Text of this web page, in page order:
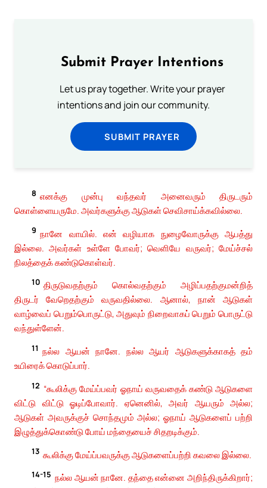
Submit Prayer Intentions
Let us pray together. Write your prayer
intentions and join our community.
SUBMIT PRAYER
8 எனக்கு முன்பு வந்தவர் அனைவரும் திருடரும்
கொள்ளையருமே. அவர்களுக்கு ஆடுகள் செவிசாய்க்கவில்லை.
9 நானே வாயில். என் வழியாக நுழைவோருக்கு ஆபத்து
இல்லை. அவர்கள் உள்ளே போவர்; வெளியே வருவர்; மேய்ச்சல்
நிலத்தைக் கண்டுகொள்வர்.
10 திருடுவதற்கும் கொல்வதற்கும் அழிப்பதற்குமன்றித்
திருடர் வேறெதற்கும் வருவதில்லை. ஆனால், நான் ஆடுகள்
வாழ்வைப் பெறும்பொருட்டு, அதுவும் நிறைவாகப் பெறும் பொருட்டு
வந்துள்ளேன்.
11 நல்ல ஆயன் நானே. நல்ல ஆயர் ஆடுகளுக்காகத் தம்
உயிரைக் கொடுப்பார்.
12 “கூலிக்கு மேய்ப்பவர் ஓநாய் வருவதைக் கண்டு ஆடுகளை
விட்டு விட்டு ஓடிப்போவார். ஏனெனில், அவர் ஆயரும் அல்ல;
ஆடுகள் அவருக்குச் சொந்தமும் அல்ல; ஓநாய் ஆடுகளைப் பற்றி
இழுத்துக்கொண்டு போய் மந்தையைச் சிதறடிக்கும்.
13 கூலிக்கு மேய்ப்பவருக்கு ஆடுகளைப்பற்றி கவலை இல்லை.
14-15 நல்ல ஆயன் நானே. தந்தை என்னை அறிந்திருக்கிறார்;